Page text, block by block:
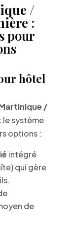
/
:
pour
hôtel
/
le système
options :
intégré
qui gère
de